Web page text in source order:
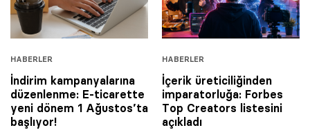
HABERLER
İndirim kampanyalarına
düzenlenme: E-ticarette
yeni dönem 1 Ağustos’ta
başlıyor!
HABERLER
İçerik üreticiliğinden
imparatorluğa: Forbes
Top Creators listesini
açıkladı